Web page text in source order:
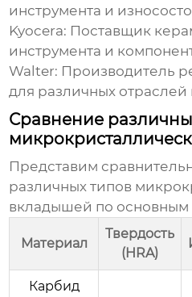
инструмента и
Kyocera: Поставщик
инструмента и
Walter: Производитель
для различных
Сравнение
Представим
различных типов
вкладышей по основным
Материал
Твердость
(HRA)
Карбид